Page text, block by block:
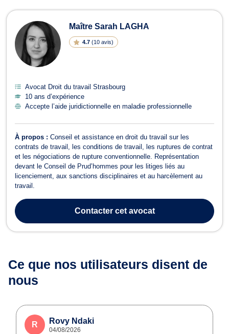
Maître Sarah LAGHA
4.7 (10 avis)
Avocat Droit du travail Strasbourg
10 ans d’expérience
Accepte l’aide juridictionnelle en maladie professionnelle
À propos : Conseil et assistance en droit du travail sur les
contrats de travail, les conditions de travail, les ruptures de contrat
et les négociations de rupture conventionnelle. Représentation
devant le Conseil de Prud’hommes pour les litiges liés au
licenciement, aux sanctions disciplinaires et au harcèlement au
travail.
Contactercet avocat
Ce que nos utilisateurs disent de
nous
R Rovy Ndaki
04/08/2026